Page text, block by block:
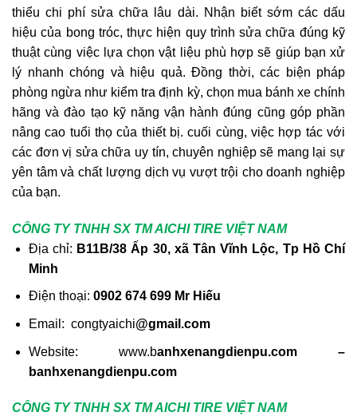
thiểu chi phí sửa chữa lâu dài. Nhận biết sớm các dấu
hiệu của bong tróc, thực hiện quy trình sửa chữa đúng kỹ
thuật cùng việc lựa chọn vật liệu phù hợp sẽ giúp bạn xử
lý nhanh chóng và hiệu quả. Đồng thời, các biện pháp
phòng ngừa như kiểm tra định kỳ, chọn mua bánh xe chính
hãng và đào tạo kỹ năng vận hành đúng cũng góp phần
nâng cao tuổi thọ của thiết bị. cuối cùng, việc hợp tác với
các đơn vị sửa chữa uy tín, chuyên nghiệp sẽ mang lại sự
yên tâm và chất lượng dịch vụ vượt trội cho doanh nghiệp
của bạn.
CÔNG TY TNHH SX TM AICHI TIRE VIỆT NAM
Địa chỉ: B11B/38 Ấp 30, xã Tân Vĩnh Lộc, Tp Hồ Chí
Minh
Điện thoại: 0902 674 699 Mr Hiếu
Email: congtyaichi@gmail.com
Website: www.banhxenangdienpu.com –
banhxenangdienpu.com
CÔNG TY TNHH SX TM AICHI TIRE VIỆT NAM